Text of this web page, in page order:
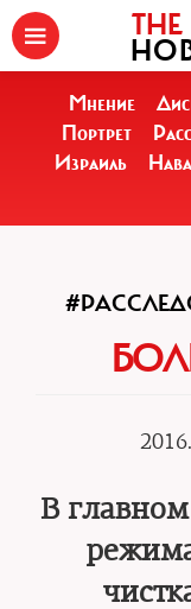
Мнение
Портрет
Израиль
В